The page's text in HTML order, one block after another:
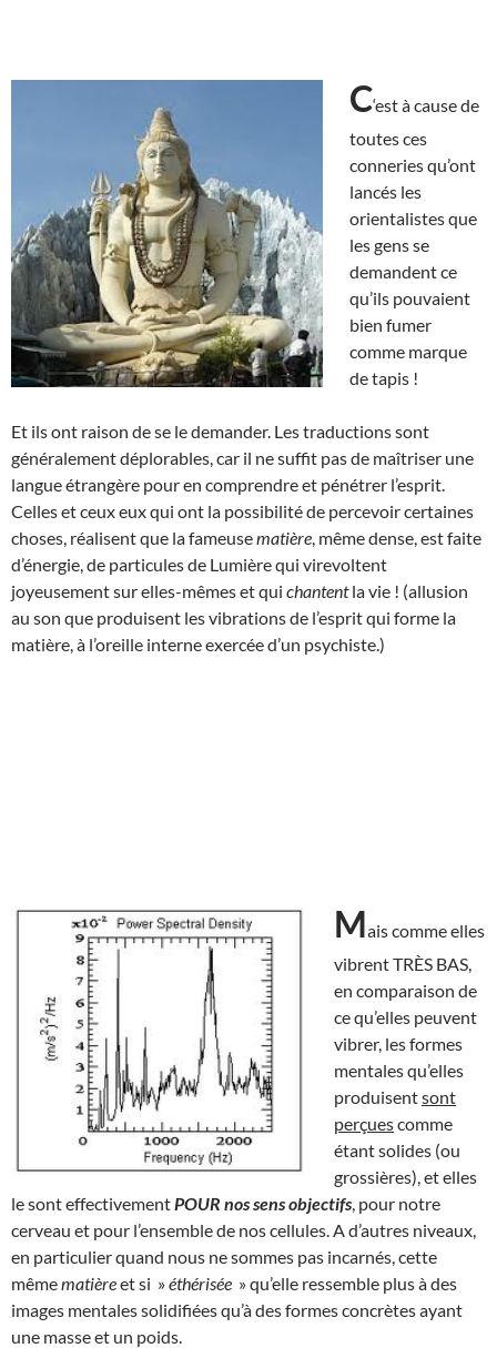
C‘est à cause de
toutes ces
conneries qu’ont
lancés les
orientalistes que
les gens se
demandent ce
qu’ils pouvaient
bien fumer
comme marque
de tapis !
Et ils ont raison de se le demander. Les traductions sont
généralement déplorables, car il ne suffit pas de maîtriser une
langue étrangère pour en comprendre et pénétrer l’esprit.
Celles et ceux eux qui ont la possibilité de percevoir certaines
choses, réalisent que la fameusematière , même dense, est faite
d’énergie, de particules de Lumière qui virevoltent
joyeusement sur elles-mêmes et qui chantentla vie ! (allusion
au son que produisent les vibrations de l’esprit qui forme la
matière, à l’oreille interne exercée d’un psychiste.)
Mais comme elles
vibrent TRÈS BAS,
en comparaison de
ce qu’elles peuvent
vibrer, les formes
mentales qu’elles
produisentsont
perçuescomme
étant solides (ou
grossières), et elles
le sont effectivement POUR nos sens objectifs , pour notre
cerveau et pour l’ensemble de nos cellules. A d’autres niveaux,
en particulier quand nous ne sommes pas incarnés, cette
mêmematièreet si »éthérisée » qu’elle ressemble plus à des
images mentales solidifiées qu’à des formes concrètes ayant
une masse et un poids.